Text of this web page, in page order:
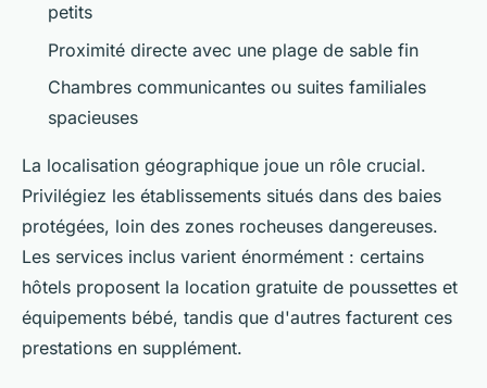
petits
Proximité directe avec une plage de sable fin
Chambres communicantes ou suites familiales
spacieuses
La localisation géographique joue un rôle crucial.
Privilégiez les établissements situés dans des baies
protégées, loin des zones rocheuses dangereuses.
Les services inclus varient énormément : certains
hôtels proposent la location gratuite de poussettes et
équipements bébé, tandis que d'autres facturent ces
prestations en supplément.